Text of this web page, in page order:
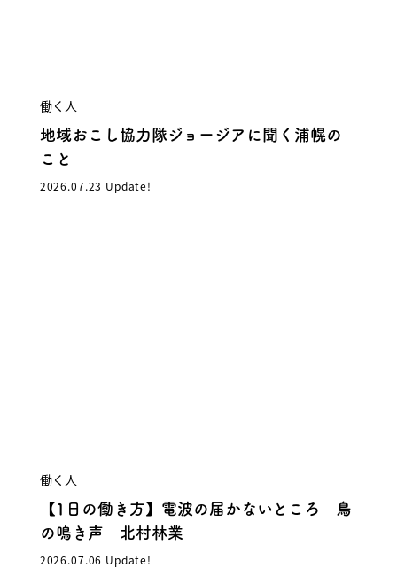
働く人
地域おこし協力隊ジョージアに聞く浦幌の
こと
2026.07.23 Update!
働く人
【1日の働き方】電波の届かないところ 鳥
の鳴き声 北村林業
2026.07.06 Update!